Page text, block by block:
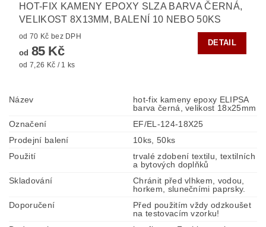
HOT-FIX KAMENY EPOXY SLZA BARVA ČERNÁ,
VELIKOST 8X13MM, BALENÍ 10 NEBO 50KS
od 70 Kč bez DPH
od 85 Kč
od 7,26 Kč / 1 ks
DETAIL
Název
hot-fix kameny epoxy ELIPSA
barva černá, velikost 18x25mm
Označení
EF/EL-124-18X25
Prodejní balení
10ks, 50ks
Použití
trvalé zdobení textilu, textilních
a bytových doplňků
Skladování
Chránit před vlhkem, vodou,
horkem, slunečními paprsky.
Doporučení
Před použitím vždy odzkoušet
na testovacím vzorku!